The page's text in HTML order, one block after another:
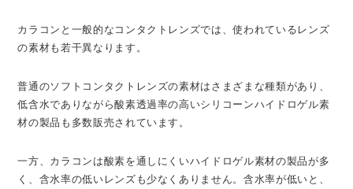
カラコンと一般的なコンタクトレンズでは、使われているレンズ
の素材も若干異なります。
普通のソフトコンタクトレンズの素材はさまざまな種類があり、
低含水でありながら酸素透過率の高いシリコーンハイドロゲル素
材の製品も多数販売されています。
一方、カラコンは酸素を通しにくいハイドロゲル素材の製品が多
く、含水率の低いレンズも少なくありません。含水率が低いと、